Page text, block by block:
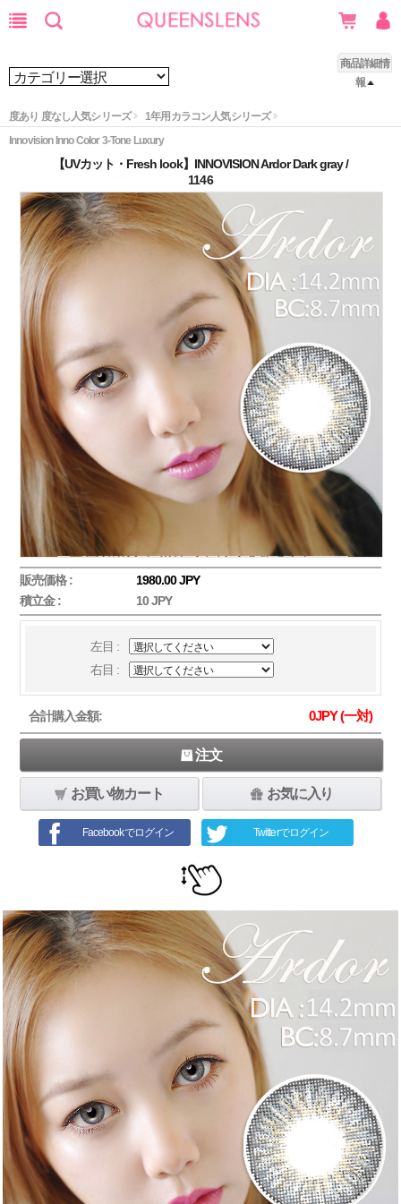
度あり 度なし人気シリーズ
1年用カラコン人気シリーズ
Innovision Inno Color 3-Tone Luxury
商品詳細情
報
【UVカット・Fresh look】INNOVISION Ardor Dark gray /
1146
販売価格 :
1980.00 JPY
積立金 :
10 JPY
左目 :
右目 :
合計購入金額: 0JPY (一対)
注文
お買い物カート お気に入り
Facebookでログイン Twitterでログイン